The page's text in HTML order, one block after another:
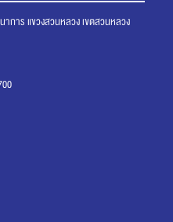
าร แขวงสวนหลวง เขตสวนหลวง